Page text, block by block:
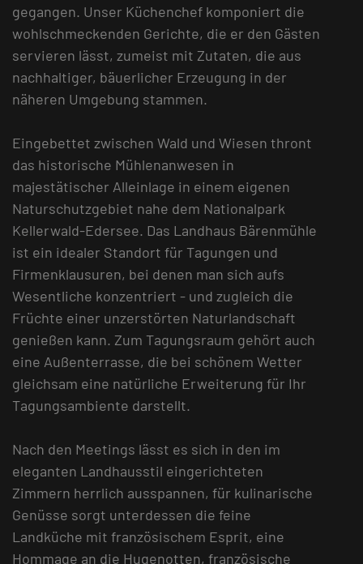
gegangen. Unser Küchenchef komponiert die
wohlschmeckenden Gerichte, die er den Gästen
servieren lässt, zumeist mit Zutaten, die aus
nachhaltiger, bäuerlicher Erzeugung in der
näheren Umgebung stammen.
Eingebettet zwischen Wald und Wiesen thront
das historische Mühlenanwesen in
majestätischer Alleinlage in einem eigenen
Naturschutzgebiet nahe dem Nationalpark
Kellerwald-Edersee. Das Landhaus Bärenmühle
ist ein idealer Standort für Tagungen und
Firmenklausuren, bei denen man sich aufs
Wesentliche konzentriert - und zugleich die
Früchte einer unzerstörten Naturlandschaft
genießen kann. Zum Tagungsraum gehört auch
eine Außenterrasse, die bei schönem Wetter
gleichsam eine natürliche Erweiterung für Ihr
Tagungsambiente darstellt.
Nach den Meetings lässt es sich in den im
eleganten Landhausstil eingerichteten
Zimmern herrlich ausspannen, für kulinarische
Genüsse sorgt unterdessen die feine
Landküche mit französischem Esprit, eine
Hommage an die Hugenotten, französische